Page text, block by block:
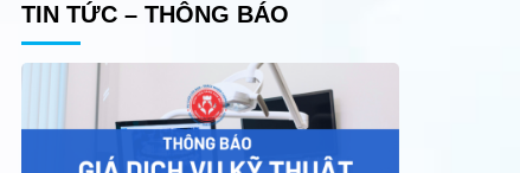
TIN TỨC – THÔNG BÁO